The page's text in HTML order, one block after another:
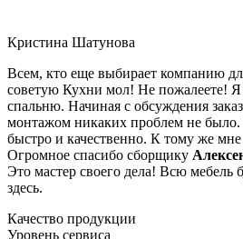
Кристина Шатунова
Всем, кто еще выбирает компанию
советую Кухни мол! Не пожалеете! Я
спальню. Начиная с обсуждения
монтажом никаких проблем не было.
быстро и качественно. К тому же
Огромное спасибо сборщику
Это мастер своего дела! Всю мебель
здесь.
Качество продукции
Уровень сервиса